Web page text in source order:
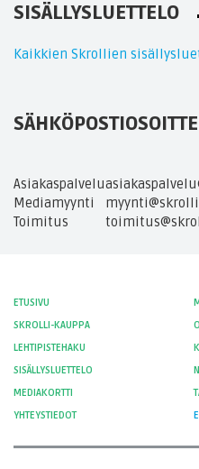
SISÄLLYSLUETTELO
Kaikkien Skrollien
Asiakaspalvelu
Mediamyynti
Toimitus
ETUSIVU
SKROLLI-KAUPPA
LEHTIPISTEHAKU
SISÄLLYSLUETTELO
MEDIAKORTTI
YHTEYSTIEDOT